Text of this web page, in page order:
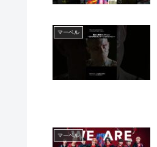
マーベル
マーベル